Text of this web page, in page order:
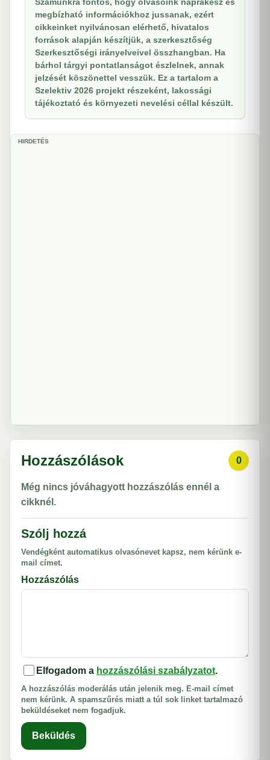
megbízható információkhoz jussanak, ezért
cikkeinket nyilvánosan elérhető, hivatalos
források alapján készítjük, a szerkesztőség
Szerkesztőségi irányelveivel összhangban. Ha
bárhol tárgyi pontatlanságot észlelnek, annak
jelzését köszönettel vesszük. Ez a tartalom a
Szelektiv 2026 projekt részeként, lakossági
tájékoztató és környezeti nevelési céllal készült.
HIRDETÉS
Hozzászólások 0
Még nincs jóváhagyott hozzászólás ennél a
cikknél.
Szólj hozzá
Vendégként automatikus olvasónevet kapsz, nem kérünk e-
mail címet.
Hozzászólás
Elfogadom a hozzászólási szabályzatot.
A hozzászólás moderálás után jelenik meg. E-mail címet
nem kérünk. A spamszűrés miatt a túl sok linket tartalmazó
beküldéseket nem fogadjuk.
Beküldés